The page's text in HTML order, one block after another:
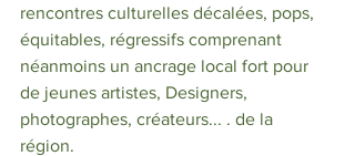
rencontres culturelles décalées, pops,
équitables, régressifs comprenant
néanmoins un ancrage local fort pour
de jeunes artistes, Designers,
photographes, créateurs... . de la
région.